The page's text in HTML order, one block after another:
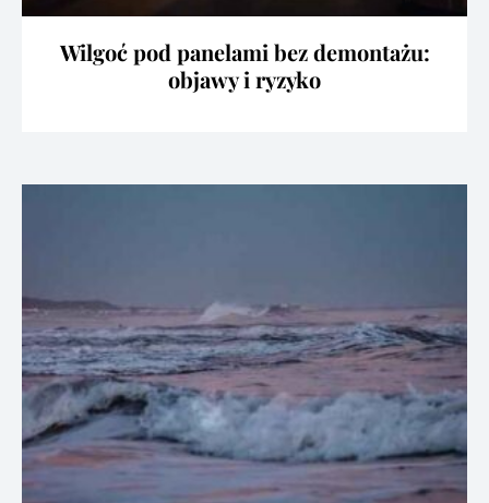
Wilgoć pod panelami bez demontażu:
objawy i ryzyko